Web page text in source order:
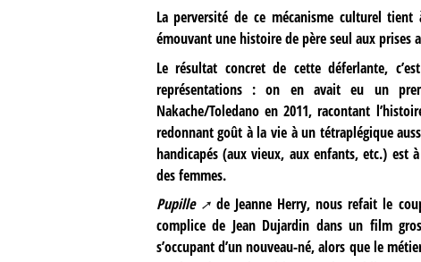
La perversité de ce mécanisme culturel
émouvant une histoire de père seul aux prises
Le résultat concret de cette déferlante,
représentations : on en avait eu un
Nakache/Toledano en 2011, racontant
redonnant goût à la vie à un tétraplégique
handicapés (aux vieux, aux enfants, etc.) est
des femmes.
Pupille
de Jeanne Herry, nous refait le
complice de Jean Dujardin dans un film
s’occupant d’un nouveau-né, alors que le